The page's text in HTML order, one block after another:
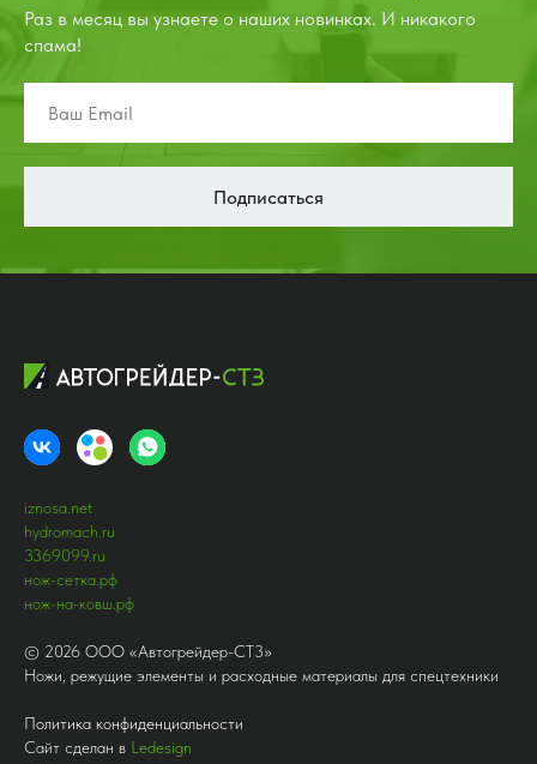
Раз в месяц вы узнаете о наших новинках. И никакого
спама!
Подписаться
iznosa.net
hydromach.ru
3369099.ru
нож-сетка.рф
нож-на-ковш.рф
© 2026 ООО «Автогрейдер-СТ3»
Ножи, режущие элементы и расходные материалы для спецтехники
Политика конфиденциальности
Сайт сделан в Ledesign